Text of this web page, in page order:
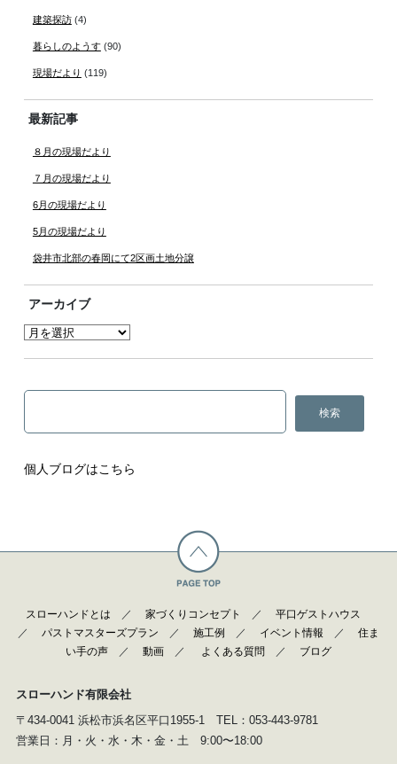
建築探訪(4)
暮らしのようす(90)
現場だより (119)
最新記事
８月の現場だより
７月の現場だより
6月の現場だより
5月の現場だより
袋井市北部の春岡にて2区画土地分譲
アーカイブ
個人ブログはこちら
スローハンドとは ／ 家づくりコンセプト ／ 平口ゲストハウス
／ パストマスターズプラン ／ 施工例 ／ イベント情報 ／ 住ま
い手の声 ／ 動画 ／ よくある質問 ／ ブログ
スローハンド有限会社
〒434-0041 浜松市浜名区平口1955-1 TEL：053-443-9781
営業日：月・火・水・木・金・土 9:00〜18:00